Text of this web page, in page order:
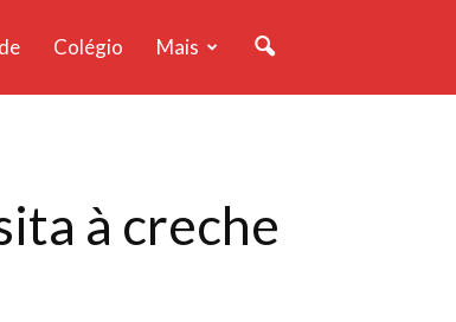
Colégio Mais
à creche